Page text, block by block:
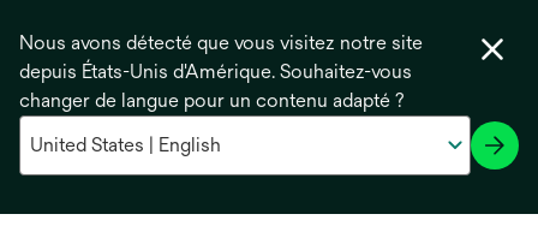
Nous avons détecté que vous visitez notre site
depuis États-Unis d'Amérique. Souhaitez-vous
changer de langue pour un contenu adapté ?